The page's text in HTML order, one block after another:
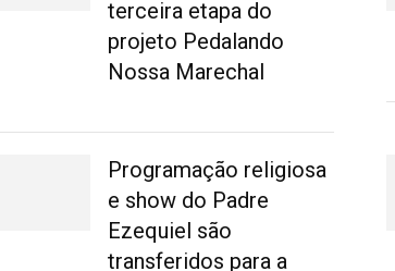
terceira etapa do
projeto Pedalando
Nossa Marechal
Programação religiosa
e show do Padre
Ezequiel são
transferidos para a